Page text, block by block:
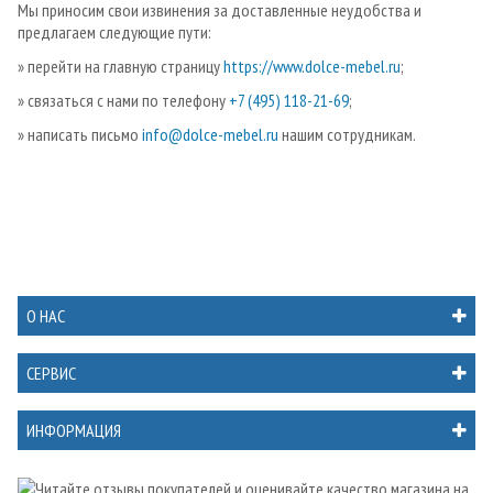
Мы приносим свои извинения за доставленные неудобства и
предлагаем следующие пути:
» перейти на главную страницуhttps://www.dolce-mebel.ru;
» связаться с нами по телефону +7 (495) 118-21-69;
» написать письмо info@dolce-mebel.ru нашим сотрудникам.
О НАС
СЕРВИС
ИНФОРМАЦИЯ